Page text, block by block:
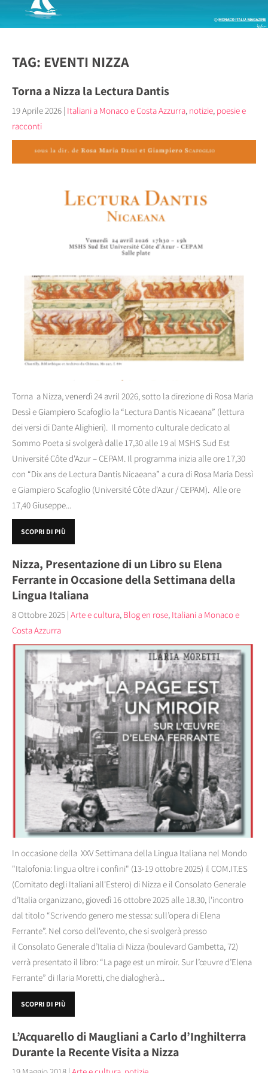
TAG: EVENTI NIZZA
Torna a Nizza la Lectura Dantis
19 Aprile 2026 | Italiani a Monaco e Costa Azzurra, notizie, poesie e
racconti
Torna a Nizza, venerdì 24 avril 2026, sotto la direzione di Rosa Maria
Dessì e Giampiero Scafoglio la “Lectura Dantis Nicaeana” (lettura
dei versi di Dante Alighieri). Il momento culturale dedicato al
Sommo Poeta si svolgerà dalle 17,30 alle 19 al MSHS Sud Est
Université Côte d'Azur – CEPAM. Il programma inizia alle ore 17,30
con “Dix ans de Lectura Dantis Nicaeana” a cura di Rosa Maria Dessì
e Giampiero Scafoglio (Université Côte d'Azur / CEPAM). Alle ore
17,40 Giuseppe...
SCOPRI DI PIÙ
Nizza, Presentazione di un Libro su Elena
Ferrante in Occasione della Settimana della
Lingua Italiana
8 Ottobre 2025 | Arte e cultura, Blog en rose, Italiani a Monaco e
Costa Azzurra
In occasione della XXV Settimana della Lingua Italiana nel Mondo
"Italofonia: lingua oltre i confini" (13-19 ottobre 2025) il COM.IT.ES
(Comitato degli Italiani all'Estero) di Nizza e il Consolato Generale
d’Italia organizzano, giovedì 16 ottobre 2025 alle 18.30, l'incontro
dal titolo “Scrivendo genero me stessa: sull’opera di Elena
Ferrante”. Nel corso dell'evento, che si svolgerà presso
il Consolato Generale d’Italia di Nizza (boulevard Gambetta, 72)
verrà presentato il libro: “La page est un miroir. Sur l’œuvre d’Elena
Ferrante” di Ilaria Moretti, che dialogherà...
SCOPRI DI PIÙ
L’Acquarello di Maugliani a Carlo d’Inghilterra
Durante la Recente Visita a Nizza